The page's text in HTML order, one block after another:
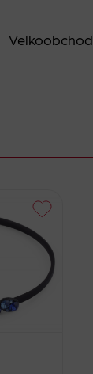
Velkoobchod